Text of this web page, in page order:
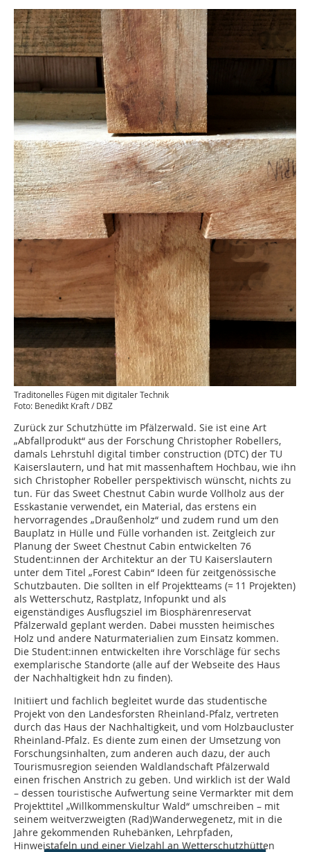
Traditonelles Fügen mit digitaler Technik
Foto: Benedikt Kraft / DBZ
Zurück zur Schutzhütte im Pfälzerwald. Sie ist eine Art
„Abfallprodukt“ aus der Forschung Christopher Robellers,
damals Lehrstuhl digital timber construction (DTC) der TU
Kaiserslautern, und hat mit massenhaftem Hochbau, wie ihn
sich Christopher Robeller perspektivisch wünscht, nichts zu
tun. Für das Sweet Chestnut Cabin wurde Vollholz aus der
Esskastanie verwendet, ein Material, das erstens ein
hervorragendes „Draußenholz“ und zudem rund um den
Bauplatz in Hülle und Fülle vorhanden ist. Zeitgleich zur
Planung der Sweet Chestnut Cabin entwickelten 76
Student:innen der Architektur an der TU Kaiserslautern
unter dem Titel „Forest Cabin“ Ideen für zeitgenössische
Schutzbauten. Die sollten in elf Projektteams (= 11 Projekten)
als Wetterschutz, Rastplatz, Infopunkt und als
eigenständiges Ausflugsziel im Biosphärenreservat
Pfälzerwald geplant werden. Dabei mussten heimisches
Holz und andere Naturmaterialien zum Einsatz kommen.
Die Student:innen entwickelten ihre Vorschläge für sechs
exemplarische Standorte (alle auf der Webseite des Haus
der Nachhaltigkeit hdn zu finden).
Initiiert und fachlich begleitet wurde das studentische
Projekt von den Landesforsten Rheinland-Pfalz, vertreten
durch das Haus der Nachhaltigkeit, und vom Holzbaucluster
Rheinland-Pfalz. Es diente zum einen der Umsetzung von
Forschungsinhalten, zum anderen auch dazu, der auch
Tourismusregion seienden Waldlandschaft Pfälzerwald
einen frischen Anstrich zu geben. Und wirklich ist der Wald
– dessen touristische Aufwertung seine Vermarkter mit dem
Projekttitel „Willkommenskultur Wald“ umschreiben – mit
seinem weitverzweigten (Rad)Wanderwegenetz, mit in die
Jahre gekommenden Ruhebänken, Lehrpfaden,
Hinweistafeln und einer Vielzahl an Wetterschutzhütten